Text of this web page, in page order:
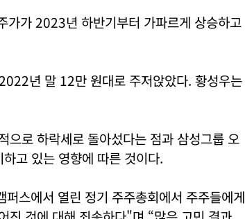
가가 2023년 하반기부터 가파르게 상승하고
년 말 12만 원대로 주저앉았다. 황성우는
으로 하락세로 돌아섰다는 점과 삼성그룹 오
고 있는 영향에 따른 것이다.
스에서 열린 정기 주주총회에서 주주들에게